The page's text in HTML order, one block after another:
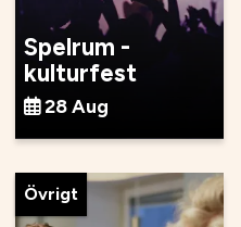
Spelrum -
kulturfest
28 Aug
Övrigt